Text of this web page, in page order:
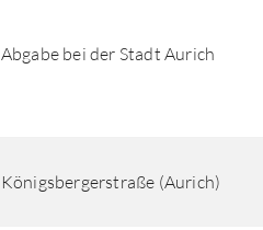
Abgabe bei der Stadt Aurich
Königsbergerstraße (Aurich)